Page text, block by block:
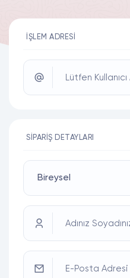
İŞLEM ADRESI
Lütfen
SIPARIŞ DETAYLARI
Adınız
E-Posta Adresi